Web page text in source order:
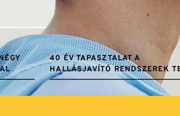
40 ÉV TAPASZTALAT A
HALLÁSJAVÍTÓ RENDSZEREK